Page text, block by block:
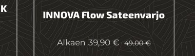
INNOVA Flow Sateenvarjo
Alkaen39,90 € 49,00€